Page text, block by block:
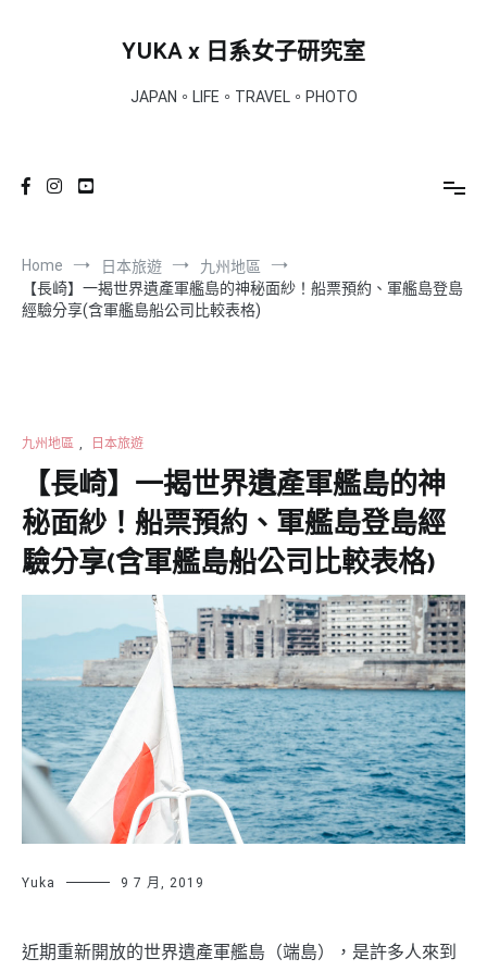
YUKA x 日系女子研究室
JAPAN。LIFE。TRAVEL。PHOTO
Home 日本旅遊
九州地區
【長崎】一揭世界遺產軍艦島的神秘面紗！船票預約、軍艦島登島
經驗分享(含軍艦島船公司比較表格)
九州地區 , 日本旅遊
【長崎】一揭世界遺產軍艦島的神
秘面紗！船票預約、軍艦島登島經
驗分享(含軍艦島船公司比較表格)
Yuka 9 7 月, 2019
近期重新開放的世界遺產軍艦島（端島），是許多人來到